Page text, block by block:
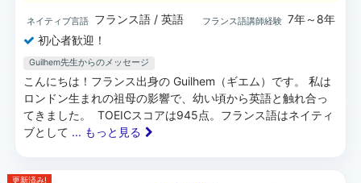
ネイティブ言語 フランス語 / 英語 フランス語講師経験 7年～8年
初心者歓迎！
Guilhem先生からのメッセージ
こんにちは！フランス出身の Guilhem（ギエム）です。 私は
ロンドン生まれの祖母の影響で、幼い頃から英語と触れ合っ
てきました。 TOEICスコアは945点。フランス語はネイティ
ブとして ... もっと見る
更新済み!